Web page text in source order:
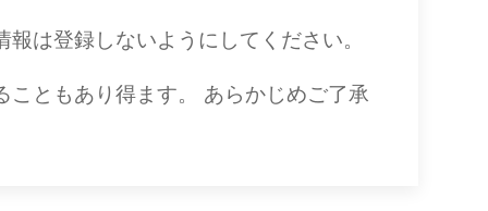
は登録しないようにしてください。
ともあり得ます。 あらかじめご了承